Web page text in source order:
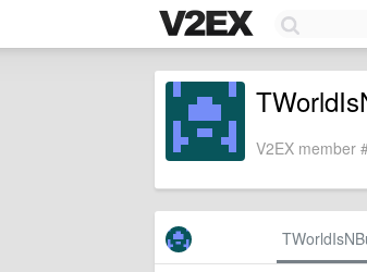
V2EX member